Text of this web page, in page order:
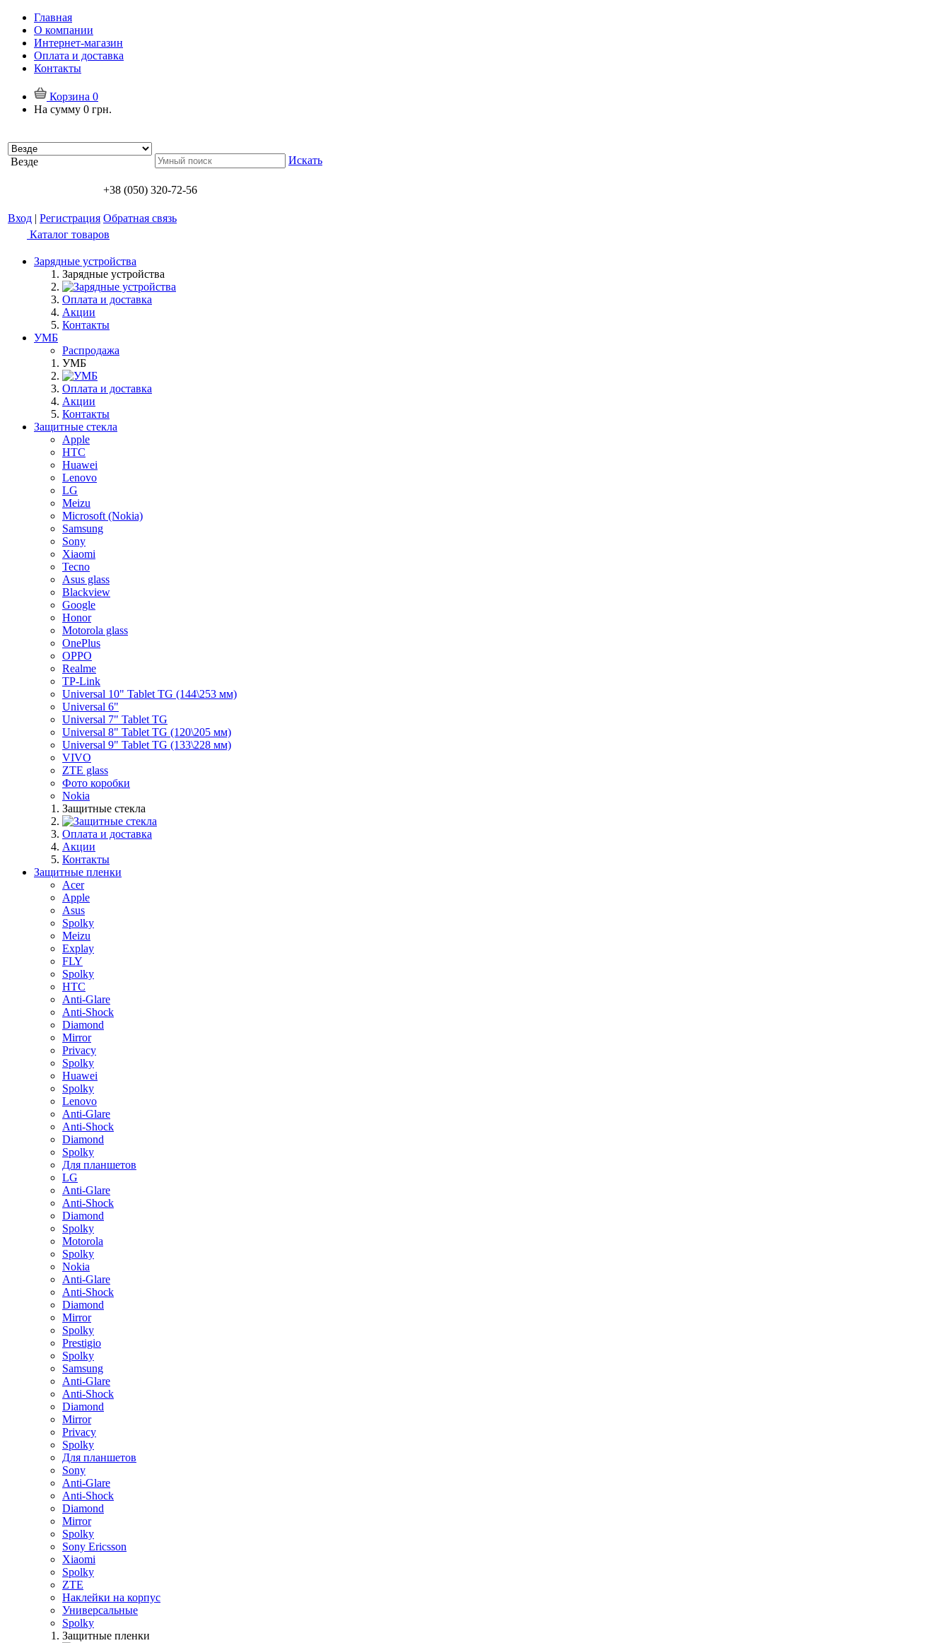
Главная
О компании
Интернет-магазин
Оплата и доставка
Контакты
Корзина 0
На сумму 0 грн.
Везде Искать
+38 (050) 320-72-56
Вход | Регистрация Обратная связь
Каталог товаров
Зарядные устройства
Зарядные устройства
Оплата и доставка
Акции
Контакты
УМБ
Распродажа
УМБ
Оплата и доставка
Акции
Контакты
Защитные стекла
Apple
HTC
Huawei
Lenovo
LG
Meizu
Microsoft (Nokia)
Samsung
Sony
Xiaomi
Tecno
Asus glass
Blackview
Google
Honor
Motorola glass
OnePlus
OPPO
Realme
TP-Link
Universal 10" Tablet TG (144\253 мм)
Universal 6"
Universal 7" Tablet TG
Universal 8" Tablet TG (120\205 мм)
Universal 9" Tablet TG (133\228 мм)
VIVO
ZTE glass
Фото коробки
Nokia
Защитные стекла
Оплата и доставка
Акции
Контакты
Защитные пленки
Acer
Apple
Asus
Spolky
Meizu
Explay
FLY
Spolky
HTC
Anti-Glare
Anti-Shock
Diamond
Mirror
Privacy
Spolky
Huawei
Spolky
Lenovo
Anti-Glare
Anti-Shock
Diamond
Spolky
Для планшетов
LG
Anti-Glare
Anti-Shock
Diamond
Spolky
Motorola
Spolky
Nokia
Anti-Glare
Anti-Shock
Diamond
Mirror
Spolky
Prestigio
Spolky
Samsung
Anti-Glare
Anti-Shock
Diamond
Mirror
Privacy
Spolky
Для планшетов
Sony
Anti-Glare
Anti-Shock
Diamond
Mirror
Spolky
Sony Ericsson
Xiaomi
Spolky
ZTE
Наклейки на корпус
Универсальные
Spolky
Защитные пленки